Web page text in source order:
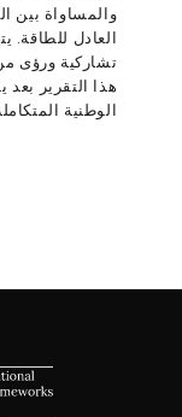
والمساواة بين
العادل
تشاركية ورؤى
هذا التقرير
الوطنية